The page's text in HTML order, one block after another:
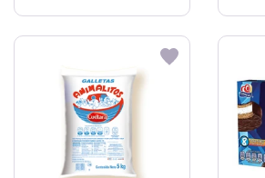
CARRITO